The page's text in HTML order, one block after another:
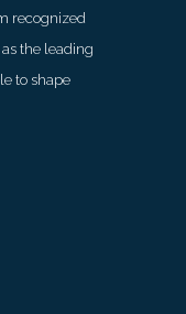
recognized
the leading
to shape